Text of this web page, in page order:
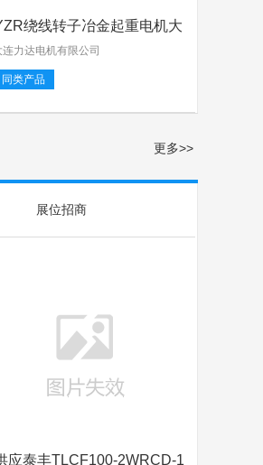
绕线转子冶金起重电机大
连力达电机有限公司
同类产品
更多>>
展位招商
应泰丰TLCF100-2WRCD-1